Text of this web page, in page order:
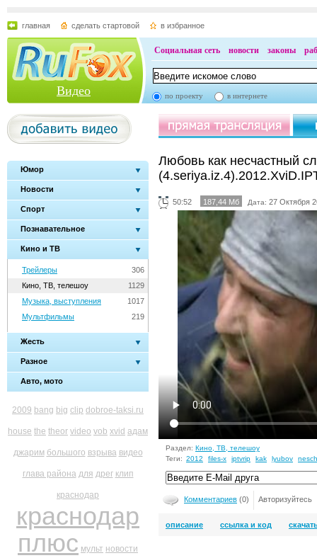
главная сделать стартовой в избранное
Видео
Социальная сеть новости законы
по проекту в интернете
Юмор
Новости
Спорт
Познавательное
Кино и ТВ
306
Трейлеры
1129
Кино, ТВ, телешоу
1017
Музыка, выступления
219
Мультфильмы
Жесть
Разное
Авто, мото
2009 bang big clip dobroe-taksi.ru
house the theor video vob xvid адам
джарим большого взрыва видео
глава района для дрег клип
краснодар
краснодар
плюс мульт новости
Любовь как несчастный
50:52 187,44 Мб Дата: 27 Октября
Раздел: Кино, ТВ, телешоу
Теги: 2012 files-x iptvrip kak lyubov
Комментариев (0) Авторизуйтесь
описание ссылка и код